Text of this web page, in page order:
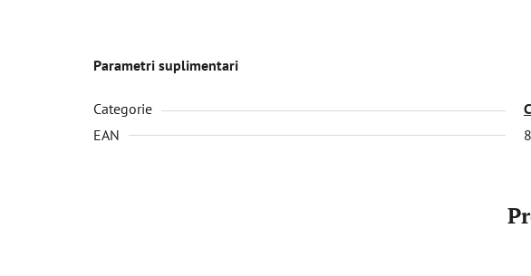
Parametri suplimentari
Categorie
EAN